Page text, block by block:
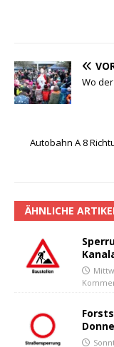
Wo
Autobahn A 8
ÄHNLICHE